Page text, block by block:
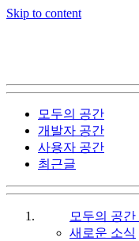
Skip to content
모두의 공간
개발자 공간
사용자 공간
최근글
모두의 공간
새로운 소식